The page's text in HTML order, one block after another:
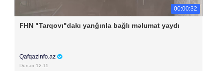
00:00:32
FHN "Tarqovı"dakı yanğınla bağlı məlumat yaydı
Qafqazinfo.az
Dünən 12:11